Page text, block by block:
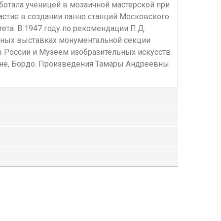
ученицей в мозаичной мастерской при
в создании панно станций Московского
В 1947 году по рекомендации П.Д.
выставках монументальной секции
и Музеем изобразительных искусств
Бордо. Произведения Тамары Андреевны